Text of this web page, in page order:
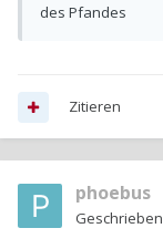
des Pfandes
Zitieren
phoebus
Geschrieben